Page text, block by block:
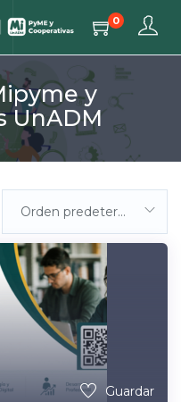
0
y
UnADM
Orden predeterminada
Guardar